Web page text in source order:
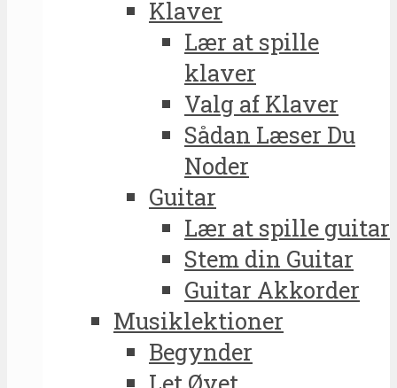
Klaver
Lær at spille
klaver
Valg af Klaver
Sådan Læser Du
Noder
Guitar
Lær at spille guitar
Stem din Guitar
Guitar Akkorder
Musiklektioner
Begynder